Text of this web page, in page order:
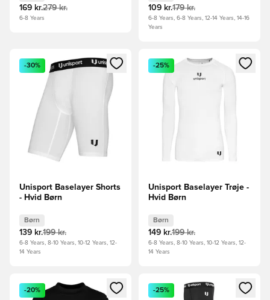
169 kr.279 kr.
6-8 Years
109 kr.179 kr.
6-8 Years, 6-8 Years, 12-14 Years, 14-16
Years
Åbner en Modal til at logge ind eller tilmelde dig som
-30%
Unisport Baselayer Shorts
- Hvid Børn
Børn
139 kr.199 kr.
6-8 Years, 8-10 Years, 10-12 Years, 12-
14 Years
Åbner en Modal til at logge
-25%
Unisport Baselayer Trøje -
Hvid Børn
Børn
149 kr.199 kr.
6-8 Years, 8-10 Years, 10-12 Years, 12-
14 Years
Åbner en Modal til at logge ind eller tilmelde dig som
-20%
Åbner en Modal til at logge
-25%